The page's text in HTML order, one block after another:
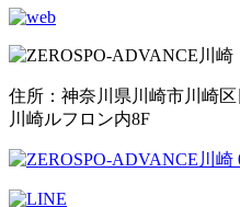
住所：神奈川県川崎市川崎区
川崎ルフロン内8F